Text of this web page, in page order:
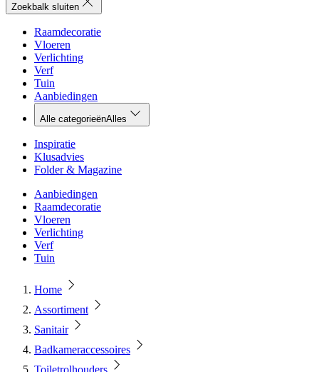
Zoekbalk sluiten
Raamdecoratie
Vloeren
Verlichting
Verf
Tuin
Aanbiedingen
Alle categorieënAlles
Inspiratie
Klusadvies
Folder & Magazine
Aanbiedingen
Raamdecoratie
Vloeren
Verlichting
Verf
Tuin
Home
Assortiment
Sanitair
Badkameraccessoires
Toiletrolhouders